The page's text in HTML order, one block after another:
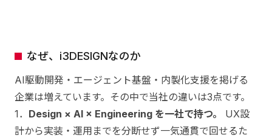
なぜ、i3DESIGNなのか
AI駆動開発・エージェント基盤・内製化支援を掲げる
企業は増えています。その中で当社の違いは3点です。
1． Design × AI × Engineering を一社で持つ。
UX設
計から実装・運用までを分断せず一気通貫で回せるた